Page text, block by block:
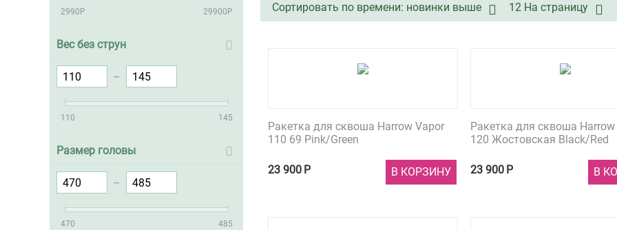
2990 Р 29900 Р
Вес без струн
–
110 145
Размер головы
–
470 485
Сортировать по времени: новинки выше 12 На страницу
Ракетка для сквоша Harrow Vapor
110 69 Pink/Green
23 900 Р В КОРЗИНУ
Ракетка для сквоша Harrow
120 Жостовская Black/Red
23 900 Р В